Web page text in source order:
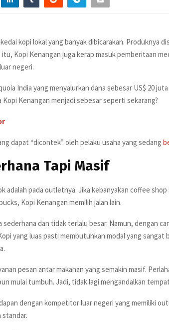
kopi lokal yang banyak dibicarakan. Produknya
Kopi Kenangan juga kerap masuk pemberitaan
negeri.
India yang menyalurkan dana sebesar US$ 20
Kopi Kenangan menjadi sebesar seperti sekarang?
dapat “dicontek” oleh pelaku usaha yang sedang
Tapi Masif
adalah pada outletnya. Jika kebanyakan coffee
Kopi Kenangan memilih jalan lain.
dan tidak terlalu besar. Namun, dengan
yang luas pasti membutuhkan modal yang sangat
pesan antar makanan yang semakin masif.
mulai tumbuh. Jadi, tidak lagi mengandalkan
dengan kompetitor luar negeri yang memiliki
standar.